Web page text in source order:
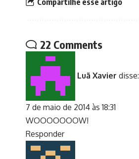
22 Comments
Luã Xavier disse:
7 de maio de 2014 às 18:31
WOOOOOOOW!
Responder